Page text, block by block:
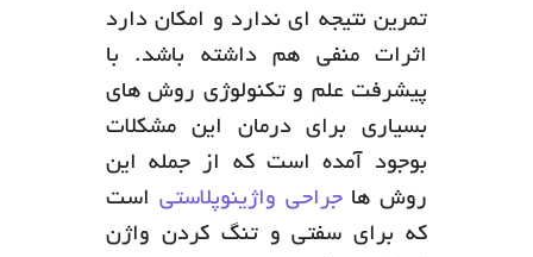
تمرین نتیجه ای ندارد و امکان دارد
اثرات منفی هم داشته باشد. با
پیشرفت علم و تکنولوژی روش های
بسیاری برای درمان این مشکلات
بوجود آمده است که از جمله این
روش هاجراحی واژینوپلاستی است
که برای سفتی و تنگ کردن واژن